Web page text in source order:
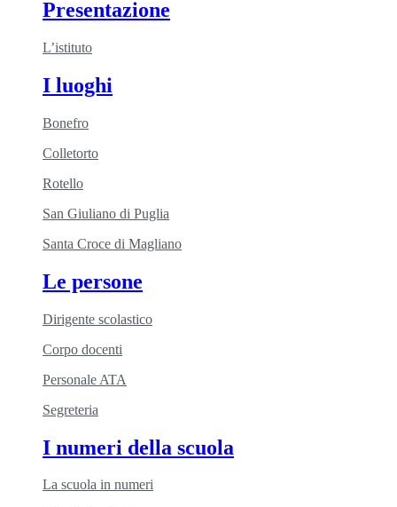
Presentazione
L’istituto
I luoghi
Bonefro
Colletorto
Rotello
San Giuliano di Puglia
Santa Croce di Magliano
Le persone
Dirigente scolastico
Corpo docenti
Personale ATA
Segreteria
I numeri della scuola
La scuola in numeri